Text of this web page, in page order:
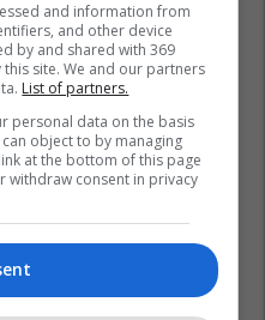
and information from
and other device
by and shared with 369
site. We and our partners
List of partners.
personal data on the basis
object to by managing
at the bottom of this page
withdraw consent in privacy